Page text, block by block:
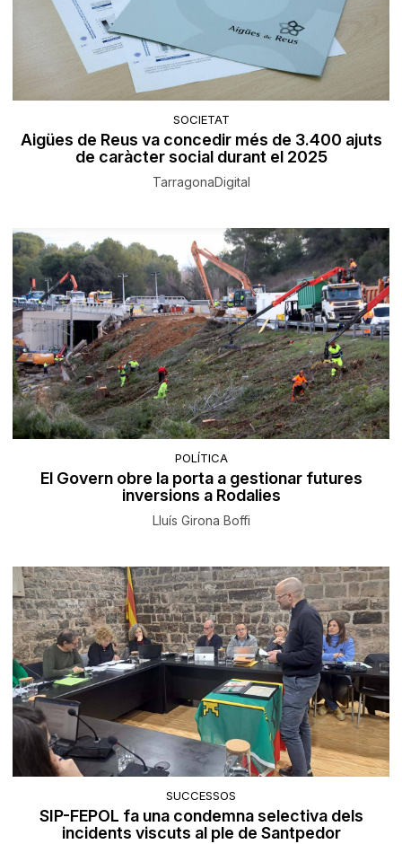
SOCIETAT
Aigües de Reus va concedir més de 3.400 ajuts
de caràcter social durant el 2025
TarragonaDigital
POLÍTICA
El Govern obre la porta a gestionar futures
inversions a Rodalies
Lluís Girona Boffi
SUCCESSOS
SIP-FEPOL fa una condemna selectiva dels
incidents viscuts al ple de Santpedor